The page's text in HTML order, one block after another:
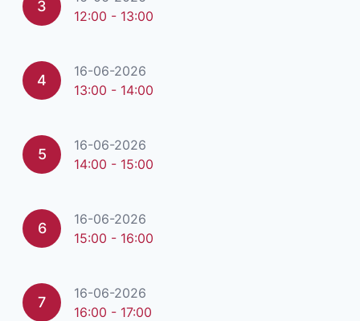
3
12:00 - 13:00
4
16-06-2026
13:00 - 14:00
5
16-06-2026
14:00 - 15:00
6
16-06-2026
15:00 - 16:00
7
16-06-2026
16:00 - 17:00